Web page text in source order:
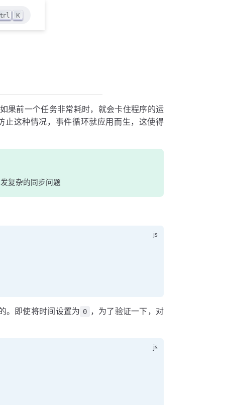
K
果前一个任务非常耗时，就会卡住程序的运
这种情况，事件循环就应用而生，这使得
复杂的同步问题
。即使将时间设置为 0 ，为了验证一下，对